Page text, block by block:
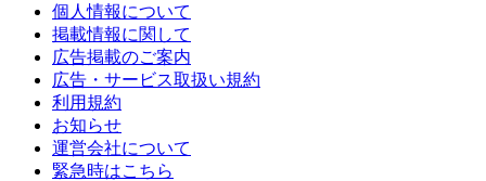
個人情報について
掲載情報に関して
広告掲載のご案内
広告・サービス取扱い規約
利用規約
お知らせ
運営会社について
緊急時はこちら